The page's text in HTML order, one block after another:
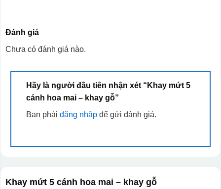
Đánh giá
Chưa có đánh giá nào.
Hãy là người đầu tiên nhận xét “Khay mứt 5
cánh hoa mai – khay gỗ”
Bạn phải đăng nhậpđể gửi đánh giá.
Khay mứt 5 cánh hoa mai – khay gỗ